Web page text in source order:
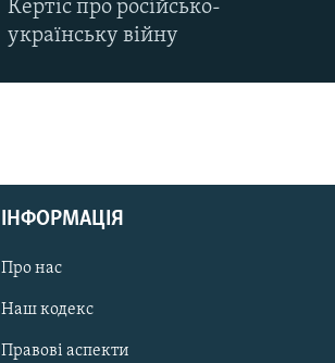
Кертіс про російсько-
українську війну
ІНФОРМАЦІЯ
Про нас
Наш кодекс
Правові аспекти